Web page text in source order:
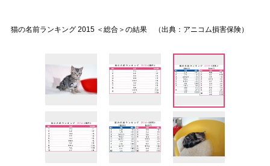
猫の名前ランキング 2015 ＜総合＞の結果 （出典：アニコム損害保険）